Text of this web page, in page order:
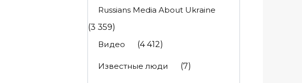
Russians Media About Ukraine
(3 359)
Видео
(4 412)
Известные люди (7)